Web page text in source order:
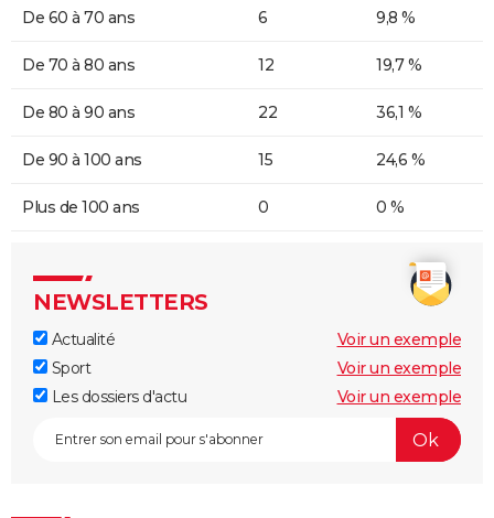
De 60 à 70 ans 6 9,8 %
De 70 à 80 ans 12 19,7 %
De 80 à 90 ans 22 36,1 %
De 90 à 100 ans 15 24,6 %
Plus de 100 ans 0 0 %
NEWSLETTERS
Actualité
Voir un exemple
Sport
Voir un exemple
Les dossiers d'actu
Voir un exemple